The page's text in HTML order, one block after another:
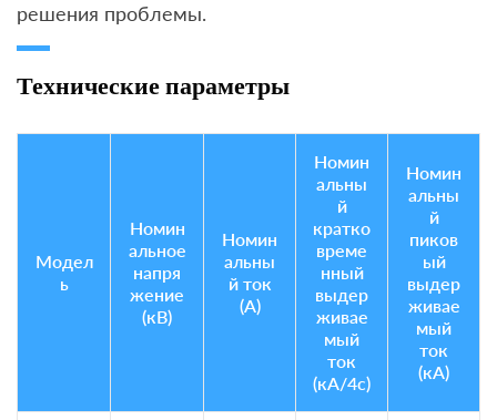
решения проблемы.
Технические параметры
Модел
ь
Номин
альное
напря
жение
(кВ)
Номин
альны
й ток
(A)
Номин
альны
й
кратко
време
нный
выдер
живае
мый
ток
(кА/4с)
Номин
альны
й
пиков
ый
выдер
живае
мый
ток
(кА)